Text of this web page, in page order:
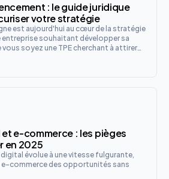
: le guide juridique
votre stratégie
est aujourd'hui au cœur de la stratégie
souhaitant développer sa
soyez une TPE cherchant à attirer
e-commerce : les pièges
en 2025
évolue à une vitesse fulgurante,
e-commerce des opportunités sans